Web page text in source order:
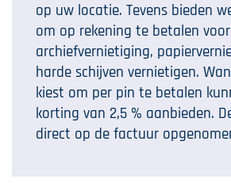
op uw locatie. Tevens bieden
om op rekening te betalen
archiefvernietiging,
harde schijven vernietigen.
kiest om per pin te betalen
korting van 2,5 % aanbieden.
direct op de factuur